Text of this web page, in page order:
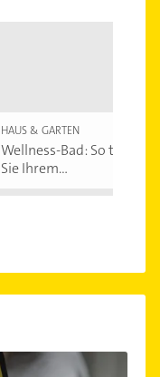
HAUS & GARTEN
Wellness-Bad: So tun
Sie Ihrem...